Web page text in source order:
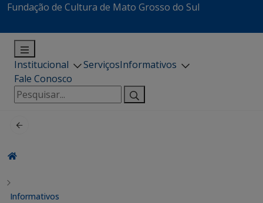
Fundação de Cultura de Mato Grosso do Sul
Institucional ServiçosInformativos
Fale Conosco
Pesquisar
por:
Informativos